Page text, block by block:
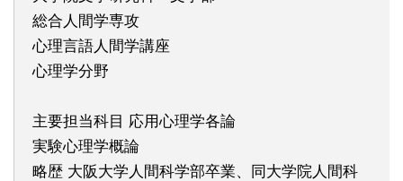
総合人間学専攻
心理言語人間学講座
心理学分野
主要担当科目 応用心理学各論
実験心理学概論
略歴 大阪大学人間科学部卒業、同大学院人間科